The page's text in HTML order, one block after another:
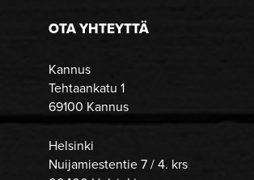
OTA YHTEYTTÄ
Kannus
Tehtaankatu 1
69100 Kannus
Helsinki
Nuijamiestentie 7 / 4. krs